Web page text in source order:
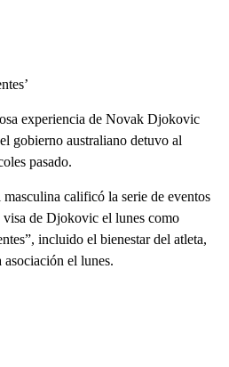
experiencia de Novak Djokovic
gobierno australiano detuvo al
pasado.
calificó la serie de eventos
visa de Djokovic el lunes como
incluido el bienestar del atleta,
el lunes.